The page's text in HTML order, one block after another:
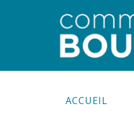
ACCUEIL